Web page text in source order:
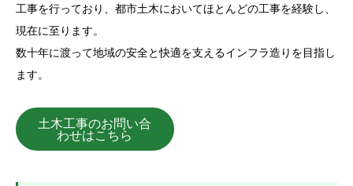
工事を行っており、都市土木においてほとんどの工事を経験し、
現在に至ります。
数十年に渡って地域の安全と快適を支えるインフラ造りを目指し
ます。
土木工事のお問い合
わせはこちら